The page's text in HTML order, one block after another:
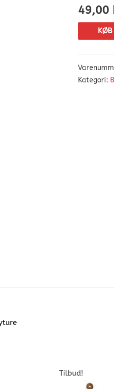
49,00
Kategori:
Tilbud!